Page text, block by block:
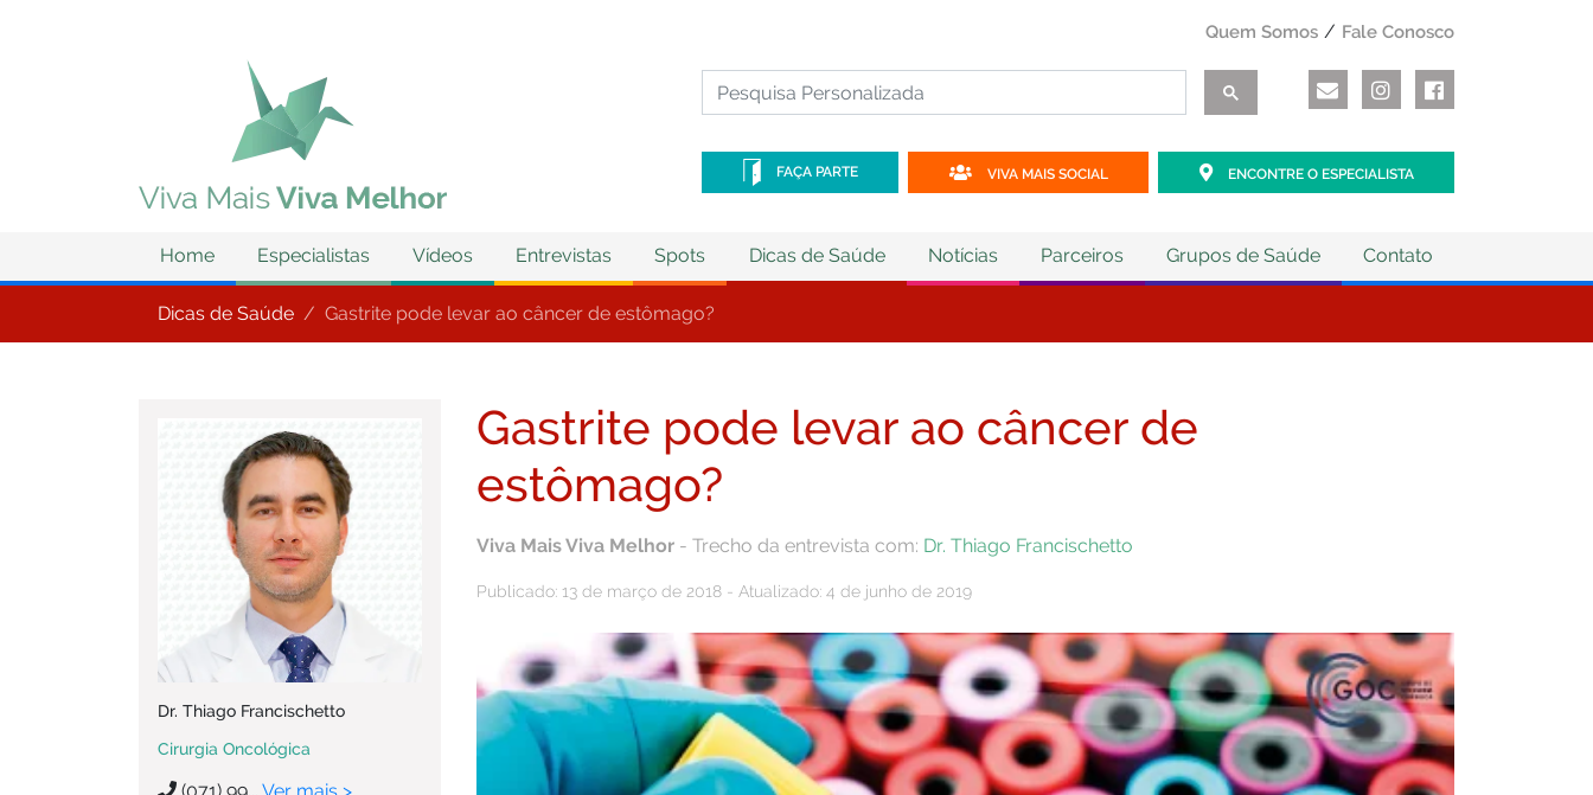
Quem Somos Fale Conosco
FAÇA PARTE VIVA MAIS SOCIAL ENCONTRE O ESPECIALISTA
Home Especialistas Vídeos Entrevistas Spots Dicas de Saúde Notícias Parceiros Grupos de Saúde Contato
Dicas de Saúde Gastrite pode levar ao câncer de estômago?
Dr. Thiago Francischetto
Cirurgia Oncológica
Gastrite pode levar ao câncer de
estômago?
Viva Mais Viva Melhor - Trecho da entrevista com: Dr. Thiago Francischetto
Publicado: 13 de março de 2018 - Atualizado: 4 de junho de 2019